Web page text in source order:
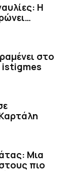
Η
στο
istigmes
Μια
πιο